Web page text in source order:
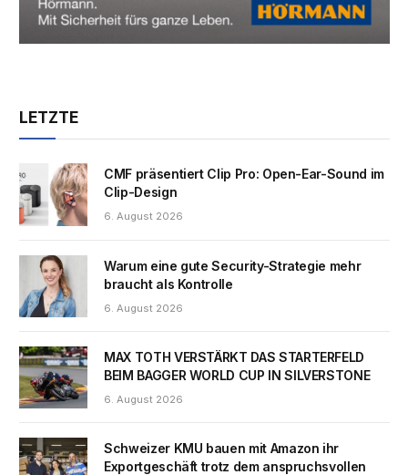
LETZTE
CMF präsentiert Clip Pro: Open-Ear-Sound im
Clip-Design
6. August 2026
Warum eine gute Security-Strategie mehr
braucht als Kontrolle
6. August 2026
MAX TOTH VERSTÄRKT DAS STARTERFELD
BEIM BAGGER WORLD CUP IN SILVERSTONE
6. August 2026
Schweizer KMU bauen mit Amazon ihr
Exportgeschäft trotz dem anspruchsvollen